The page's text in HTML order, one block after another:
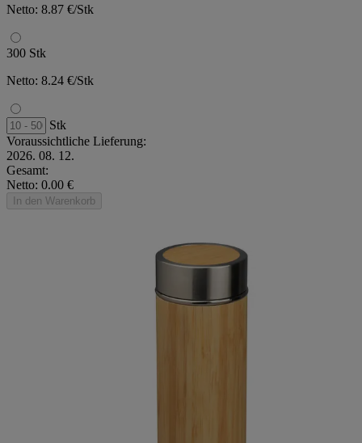
Netto: 8.87 €/Stk
300 Stk
Netto: 8.24 €/Stk
Stk
Voraussichtliche Lieferung:
2026. 08. 12.
Gesamt:
Netto: 0.00 €
In den Warenkorb